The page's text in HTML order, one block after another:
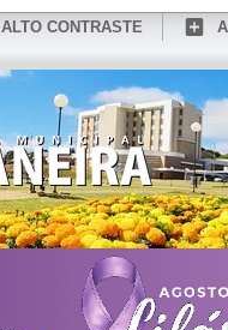
ALTO CONTRASTE
CONHEÇA MEDIANEIRA